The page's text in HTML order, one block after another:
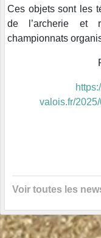
Ces objets sont les
de l’archerie et
championnats
valois.fr/
Voir toutes les